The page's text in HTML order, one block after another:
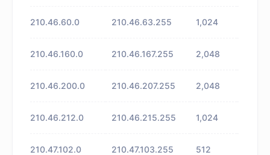
210.46.60.0 210.46.63.255 1,024
210.46.160.0 210.46.167.255 2,048
210.46.200.0 210.46.207.255 2,048
210.46.212.0 210.46.215.255 1,024
210.47.102.0 210.47.103.255 512